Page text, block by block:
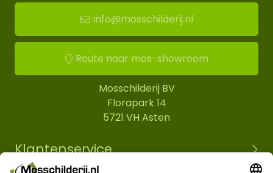
info@mosschilderij.nl
Route naar mos-showroom
Mosschilderij BV
Florapark 14
5721 VH Asten
Klantenservice